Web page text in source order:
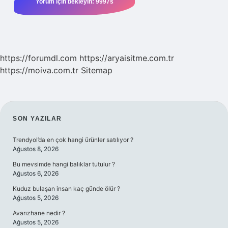
https://forumdl.com https://aryaisitme.com.tr
https://moiva.com.tr Sitemap
SIDEBAR
SON YAZILAR
Trendyol’da en çok hangi ürünler satılıyor ?
Ağustos 8, 2026
Bu mevsimde hangi balıklar tutulur ?
Ağustos 6, 2026
Kuduz bulaşan insan kaç günde ölür ?
Ağustos 5, 2026
Avarızhane nedir ?
Ağustos 5, 2026